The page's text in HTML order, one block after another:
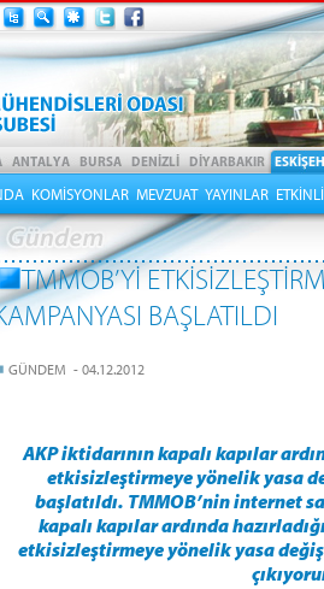
KOMİSYONLAR MEVZUAT YAYINLAR
TMMOB’Yİ
BAŞLATILDI
GÜNDEM - 04.12.2012
AKP iktidarının kapalı kapılar
etkisizleştirmeye yönelik yasa
başlatıldı. TMMOB’nin internet
kapalı kapılar ardında
etkisizleştirmeye yönelik yasa